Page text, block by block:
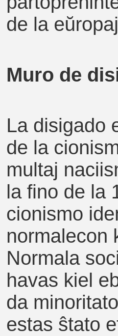
de la
Muro de
La disigado
de la
multaj
la fino de la
cionismo
normalecon
Normala
havas kiel
da
estas ŝtato